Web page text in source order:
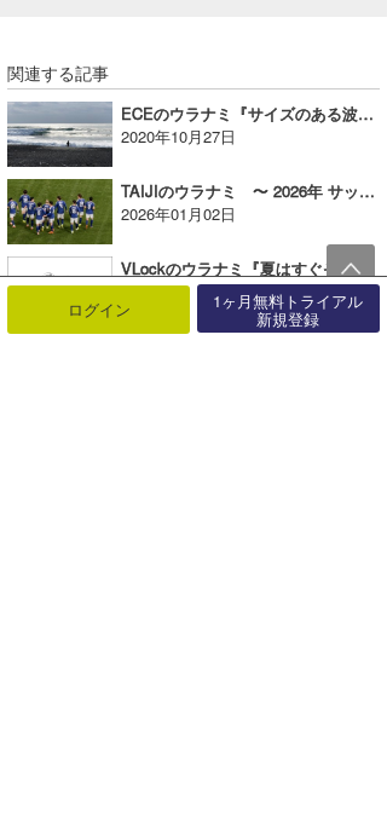
関連する記事
ECEのウラナミ『サイズのある波は楽しい！』
2020年10月27日
TAIJIのウラナミ 〜 2026年 サッカー W杯 ＆ 野球 WBC 〜
2026年01月02日
VLockのウラナミ『夏はすぐそこ』
2018年07月02日
ログイン 1ヶ月無料トライアル
新規登録